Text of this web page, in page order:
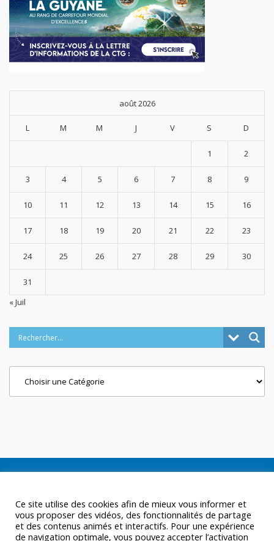
août 2026
L M M J V S D
1 2
3 4 5 6 7 8 9
10 11 12 13 14 15 16
17 18 19 20 21 22 23
24 25 26 27 28 29 30
31
« Juil
Ce site utilise des cookies afin de mieux vous informer et
vous proposer des vidéos, des fonctionnalités de partage
et des contenus animés et interactifs. Pour une expérience
de navigation optimale, vous pouvez accepter l’activation